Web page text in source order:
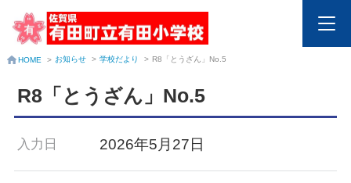
HOME > お知らせ > 学校だより > R8「とうざん」No.5
R8「とうざん」No.5
入力日 2026年5月27日